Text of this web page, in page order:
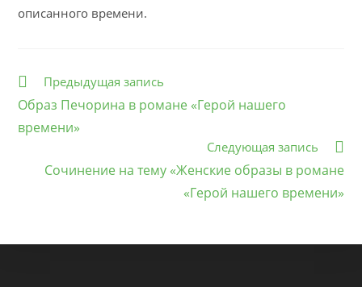
описанного времени.
Еще
статьи
Предыдущая запись
Образ Печорина в романе «Герой нашего
времени»
Следующая запись
Сочинение на тему «Женские образы в романе
«Герой нашего времени»